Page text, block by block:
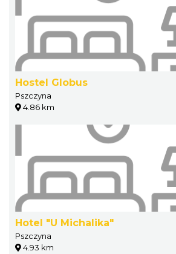
Hostel Globus
Pszczyna
4.86 km
Hotel "U Michalika"
Pszczyna
4.93 km